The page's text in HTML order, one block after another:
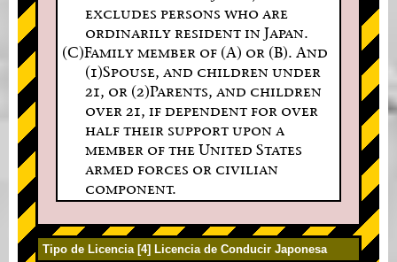
excludes persons who are
ordinarily resident in Japan.
(C)Family member of (A) or (B). And
(1)Spouse, and children under
21, or (2)Parents, and children
over 21, if dependent for over
half their support upon a
member of the United States
armed forces or civilian
component.
Tipo de Licencia [4] Licencia de Conducir Japonesa